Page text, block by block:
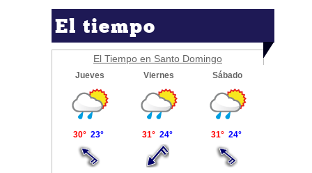
El tiempo
El Tiempo en Santo Domingo